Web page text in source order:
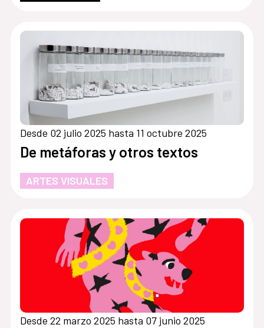
Desde 02 julio 2025 hasta 11 octubre 2025
De metáforas y otros textos
ARTES VISUALES
Desde 22 marzo 2025 hasta 07 junio 2025